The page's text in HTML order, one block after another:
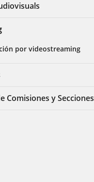
por videostreaming
Comisiones y Secciones